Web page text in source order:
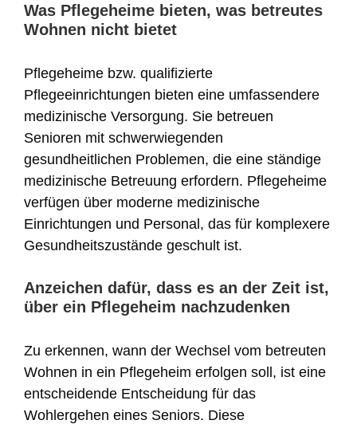
Was Pflegeheime bieten, was betreutes
Wohnen nicht bietet
Pflegeheime bzw. qualifizierte
Pflegeeinrichtungen bieten eine umfassendere
medizinische Versorgung. Sie betreuen
Senioren mit schwerwiegenden
gesundheitlichen Problemen, die eine ständige
medizinische Betreuung erfordern. Pflegeheime
verfügen über moderne medizinische
Einrichtungen und Personal, das für komplexere
Gesundheitszustände geschult ist.
Anzeichen dafür, dass es an der Zeit ist,
über ein Pflegeheim nachzudenken
Zu erkennen, wann der Wechsel vom betreuten
Wohnen in ein Pflegeheim erfolgen soll, ist eine
entscheidende Entscheidung für das
Wohlergehen eines Seniors. Diese